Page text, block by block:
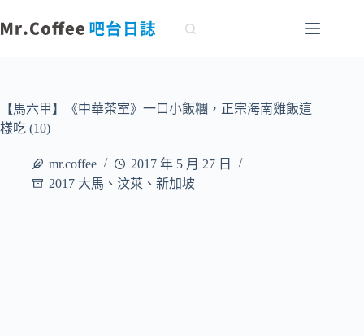
至
容【馬六甲】《中華茶室》一口小飯糰，正宗海南雞飯這
樣吃 (10)
mr.coffee
2017 年 5 月 27 日
2017 大馬、汶萊、新加坡